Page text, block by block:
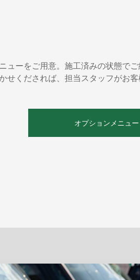
ューをご用意。施工済みの状態でご
せくだされば、担当スタッフがお
オプションメニュー